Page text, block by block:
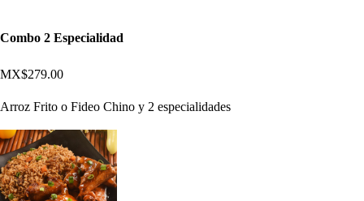
Combo 2 Especialidad
MX$279.00
Arroz Frito o Fideo Chino y 2 especialidades